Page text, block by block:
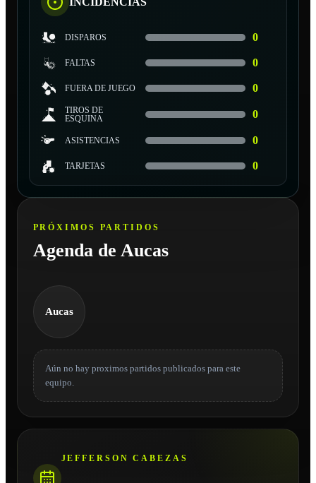
DISPAROS 0
FALTAS 0
FUERA DE JUEGO 0
TIROS DE
ESQUINA
0
ASISTENCIAS 0
TARJETAS 0
PRÓXIMOS PARTIDOS
Agenda de Aucas
Aucas
Aún no hay proximos partidos publicados para este
equipo.
JEFFERSON CABEZAS